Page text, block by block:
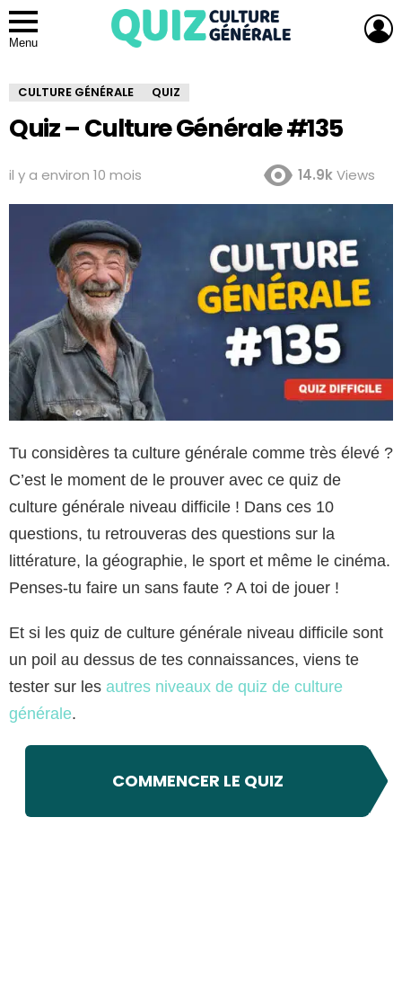
Menu
CULTURE GÉNÉRALE QUIZ
Quiz – Culture Générale #135
il y a environ 10 mois 14.9kViews
Tu considères ta culture générale comme très élevé ?
C’est le moment de le prouver avec ce quiz de
culture générale niveau difficile ! Dans ces 10
questions, tu retrouveras des questions sur la
littérature, la géographie, le sport et même le cinéma.
Penses-tu faire un sans faute ? A toi de jouer !
Et si les quiz de culture générale niveau difficile sont
un poil au dessus de tes connaissances, viens te
tester sur les autres niveaux de quiz de culture
générale.
COMMENCER LE QUIZ